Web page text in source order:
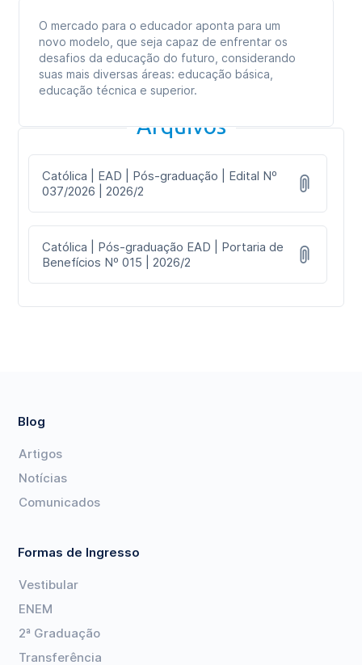
O mercado para o educador aponta para um
novo modelo, que seja capaz de enfrentar os
desafios da educação do futuro, considerando
suas mais diversas áreas: educação básica,
educação técnica e superior.
Arquivos
Católica | EAD | Pós-graduação | Edital Nº
037/2026 | 2026/2
Católica | Pós-graduação EAD | Portaria de
Benefícios Nº 015 | 2026/2
Blog
Artigos
Notícias
Comunicados
Formas de Ingresso
Vestibular
ENEM
2ª Graduação
Transferência